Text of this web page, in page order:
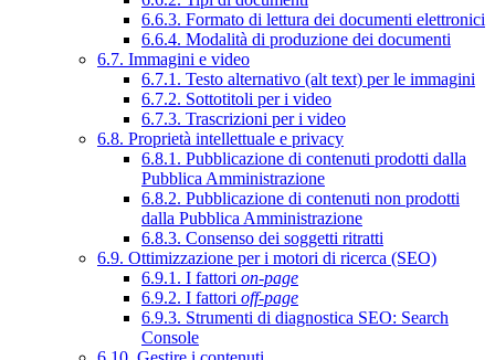
6.6.3. Formato di lettura dei documenti elettronici
6.6.4. Modalità di produzione dei documenti
6.7. Immagini e video
6.7.1. Testo alternativo (alt text) per le immagini
6.7.2. Sottotitoli per i video
6.7.3. Trascrizioni per i video
6.8. Proprietà intellettuale e privacy
6.8.1. Pubblicazione di contenuti prodotti dalla
Pubblica Amministrazione
6.8.2. Pubblicazione di contenuti non prodotti
dalla Pubblica Amministrazione
6.8.3. Consenso dei soggetti ritratti
6.9. Ottimizzazione per i motori di ricerca (SEO)
6.9.1. I fattori on-page
6.9.2. I fattori off-page
6.9.3. Strumenti di diagnostica SEO: Search
Console